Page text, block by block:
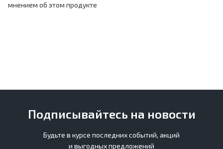
мнением об этом продукте
Подписывайтесь на новости
Будьте в курсе последних событий, акций
и выгодных предложений